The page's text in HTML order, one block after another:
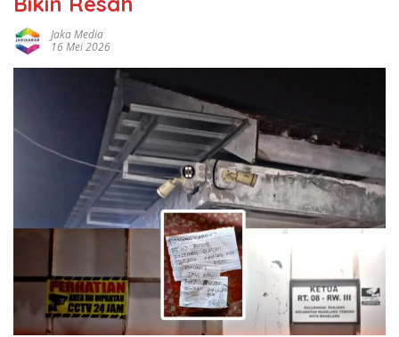
Jaka Media
16 Mei 2026